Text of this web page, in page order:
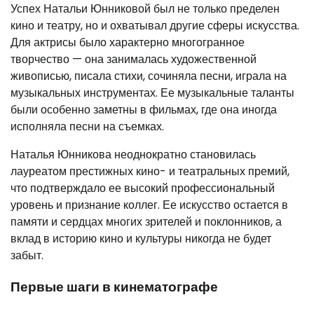
Успех Натальи Юнниковой был не только пределен
кино и театру, но и охватывал другие сферы искусства.
Для актрисы было характерно многогранное
творчество — она занималась художественной
живописью, писала стихи, сочиняла песни, играла на
музыкальных инструментах. Ее музыкальные таланты
были особенно заметны в фильмах, где она иногда
исполняла песни на съемках.
Наталья Юнникова неоднократно становилась
лауреатом престижных кино- и театральных премий,
что подтверждало ее высокий профессиональный
уровень и признание коллег. Ее искусство остается в
памяти и сердцах многих зрителей и поклонников, а
вклад в историю кино и культуры никогда не будет
забыт.
Первые шаги в кинематографе